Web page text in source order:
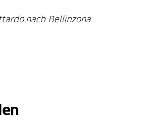
nach Bellinzona